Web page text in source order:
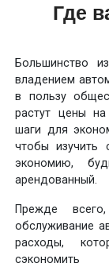
Где
Большинство
владением
в пользу
растут цены
шаги для
чтобы изучить
экономию,
арендованный.
Прежде
обслуживание
расходы,
сэкономить